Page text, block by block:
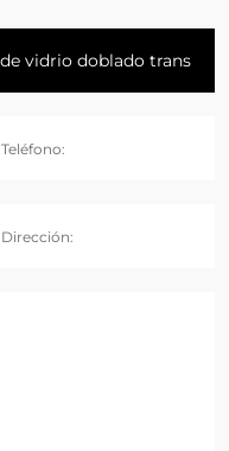
Teléfono:
Dirección: